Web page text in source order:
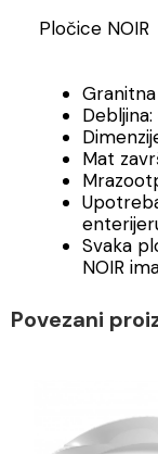
Pločice NOIR
Mat
Svaka
NOIR
Povezani